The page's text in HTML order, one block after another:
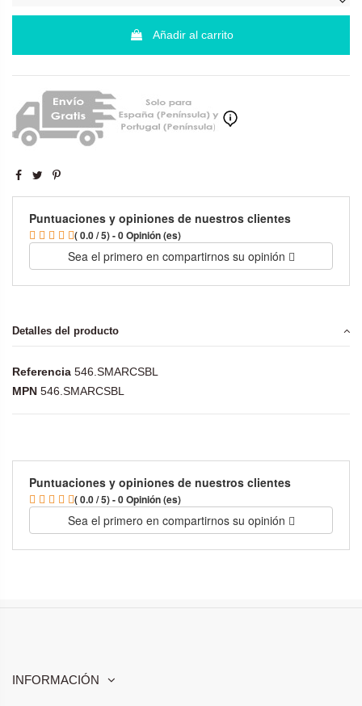
Añadir al carrito
Puntuaciones y opiniones de nuestros clientes
( 0.0 / 5) - 0 Opinión (es)
Sea el primero en compartirnos su opinión
Detalles del producto
Referencia 546.SMARCSBL
MPN 546.SMARCSBL
Puntuaciones y opiniones de nuestros clientes
( 0.0 / 5) - 0 Opinión (es)
Sea el primero en compartirnos su opinión
INFORMACIÓN